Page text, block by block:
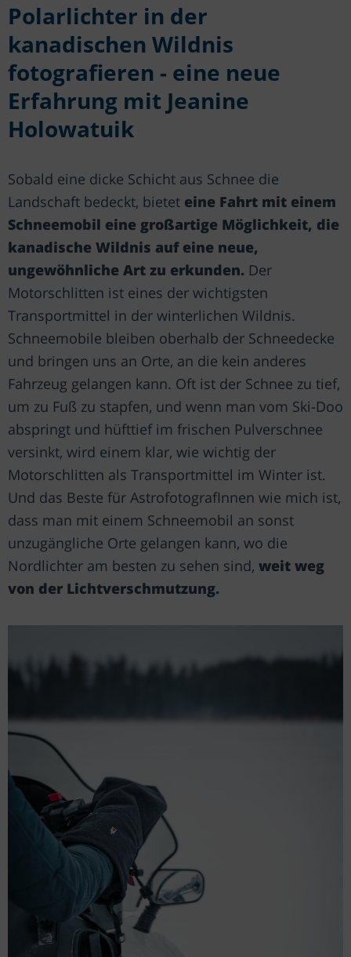
Polarlichter in der
kanadischen Wildnis
fotografieren - eine neue
Erfahrung mit Jeanine
Holowatuik
Sobald eine dicke Schicht aus Schnee die
Landschaft bedeckt, bietet eine Fahrt mit einem
Schneemobil eine großartige Möglichkeit, die
kanadische Wildnis auf eine neue,
ungewöhnliche Art zu erkunden. Der
Motorschlitten ist eines der wichtigsten
Transportmittel in der winterlichen Wildnis.
Schneemobile bleiben oberhalb der Schneedecke
und bringen uns an Orte, an die kein anderes
Fahrzeug gelangen kann. Oft ist der Schnee zu tief,
um zu Fuß zu stapfen, und wenn man vom Ski-Doo
abspringt und hüfttief im frischen Pulverschnee
versinkt, wird einem klar, wie wichtig der
Motorschlitten als Transportmittel im Winter ist.
Und das Beste für AstrofotografInnen wie mich ist,
dass man mit einem Schneemobil an sonst
unzugängliche Orte gelangen kann, wo die
Nordlichter am besten zu sehen sind, weit weg
von der Lichtverschmutzung.